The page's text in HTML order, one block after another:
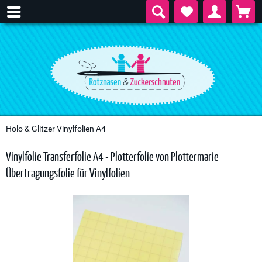
Holo & Glitzer Vinylfolien A4
Vinylfolie Transferfolie A4 - Plotterfolie von Plottermarie
Übertragungsfolie für Vinylfolien